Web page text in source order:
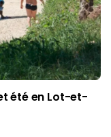
été en Lot-et-